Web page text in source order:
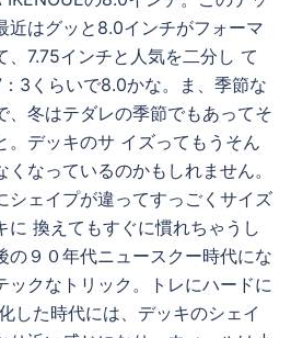
近はグッと8.0インチがフォーマ
、7.75インチと人気を二分し て
3くらいで8.0かな。ま、季節な
、冬はテダレの季節でもあってそ
。デッキのサ イズってもうそん
なっているのかもしれません。
シェイプが違ってすっごくサイズ
に 換えてもすぐに慣れちゃうし
の９０年代ニュースクー時代にな
ックなトリック。トレにハードに
した時代には、デッキのシェイ